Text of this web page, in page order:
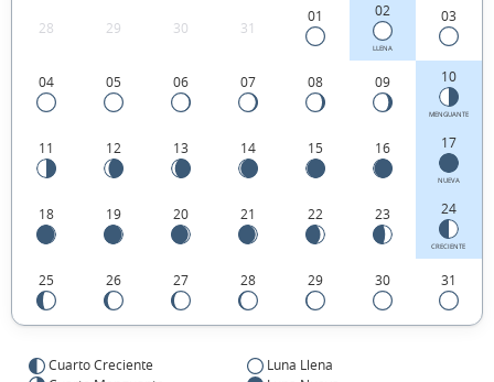
Colombia.
28 29 30 31
01 02
LLENA
03
04 05 06 07 08 09 10
MENGUANTE
11 12 13 14 15 16 17
NUEVA
18 19 20 21 22 23 24
CRECIENTE
25 26 27 28 29 30 31
Cuarto Creciente
Luna Llena